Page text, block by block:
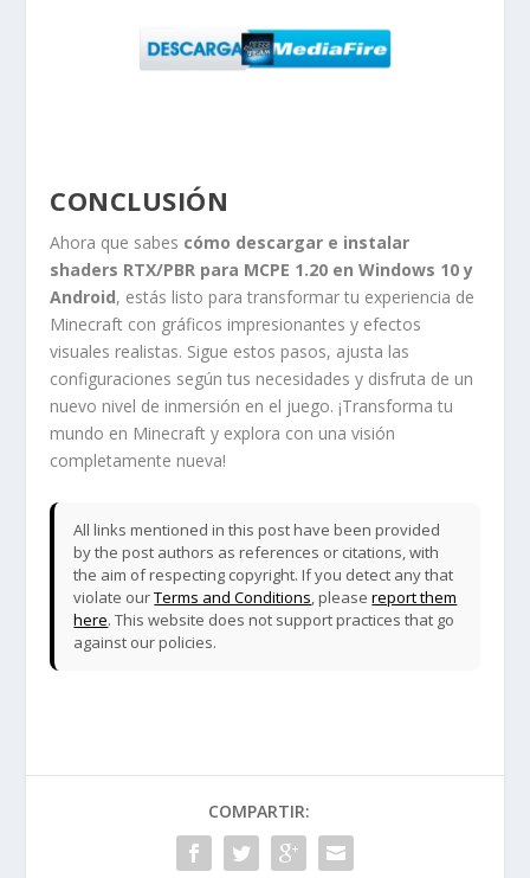
CONCLUSIÓN
Ahora que sabes cómo descargar e instalar
shaders RTX/PBR para MCPE 1.20 en Windows 10 y
Android, estás listo para transformar tu experiencia de
Minecraft con gráficos impresionantes y efectos
visuales realistas. Sigue estos pasos, ajusta las
configuraciones según tus necesidades y disfruta de un
nuevo nivel de inmersión en el juego. ¡Transforma tu
mundo en Minecraft y explora con una visión
completamente nueva!
All links mentioned in this post have been provided
by the post authors as references or citations, with
the aim of respecting copyright. If you detect any that
violate ourTerms and Conditions, pleasereport them
here. This website does not support practices that go
against our policies.
COMPARTIR: